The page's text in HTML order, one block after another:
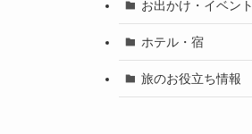
お出かけ・イベント
ホテル・宿
旅のお役立ち情報